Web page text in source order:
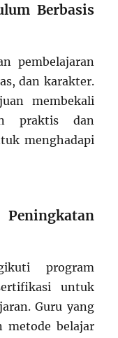
Berbasis
pembelajaran
dan karakter.
membekali
praktis dan
menghadapi
program
untuk
Guru yang
metode belajar